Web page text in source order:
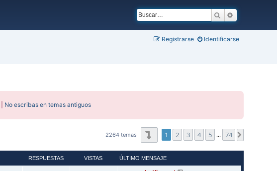
Buscar
Identificarse
Registrarse
No escribas en temas antiguos
2264 temas Página1 de
1 2 3 4 5 … 74
RESPUESTAS VISTAS ÚLTIMO MENSAJE